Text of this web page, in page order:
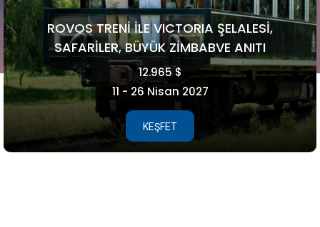
FAROE ADALARI
5.990 €
15 - 21 Ağustos 2026
KEŞFET